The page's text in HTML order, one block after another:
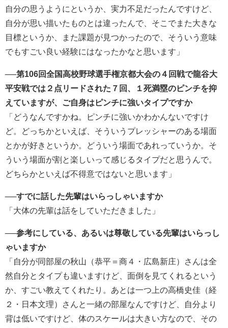
自分の思うようにというか、実力不足だったんですけど、
自分が思い描いたものとは違ったんで、そこでまた大きな
目標というか、また課題が見つかったので、そういう意味
でもすごい良い経験にはなったかなと思います」
──第106回全国高校野球選手権京都大会の４回戦で龍谷大
平安戦では２点リードされた７回、１死満塁のピンチを抑
えていますが、ご自身はピンチに強いタイプですか
「どうなんですかね。ピンチに強いかわかんないですけ
ど。どっちかといえば、そういうプレッシャーのある場面
とかが好きというか。どういう場面であれっていうか。そ
ういう場面が割と楽しいって感じるタイプだと思うんで。
どちらかといえば不得意ではないと思います」
──すでに話した先輩はいらっしゃいますか
「大体の先輩は話をしていただきました」
──参考にしている、あるいは尊敬している先輩はいらっし
ゃいますか
「自分が同部屋の秋山（恭平＝商４・広島新庄）さんは全
然自分とタイプも違いますけど、面倒を見てくれるという
か、すごい教えてくれたり。あとは一つ上の高橋史佳（経
２・日本文理）さんと一緒の部屋なんですけど、自分より
背は低いですけど、体のスケールは大きい方なので、その